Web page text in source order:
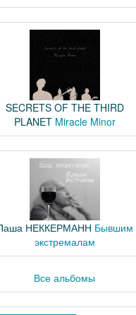
SECRETS OF THE THIRD
PLANET Miracle Minor
НЕККЕРМАНН Бывшим
экстремалам
Все альбомы